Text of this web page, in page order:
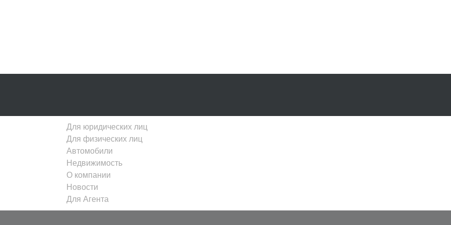
Для юридических лиц
Для физических лиц
Автомобили
Недвижимость
О компании
Новости
Для Агента